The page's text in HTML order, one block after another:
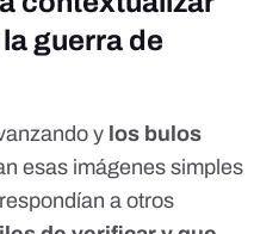
guerra de
y los bulos
esas imágenes simples
a otros